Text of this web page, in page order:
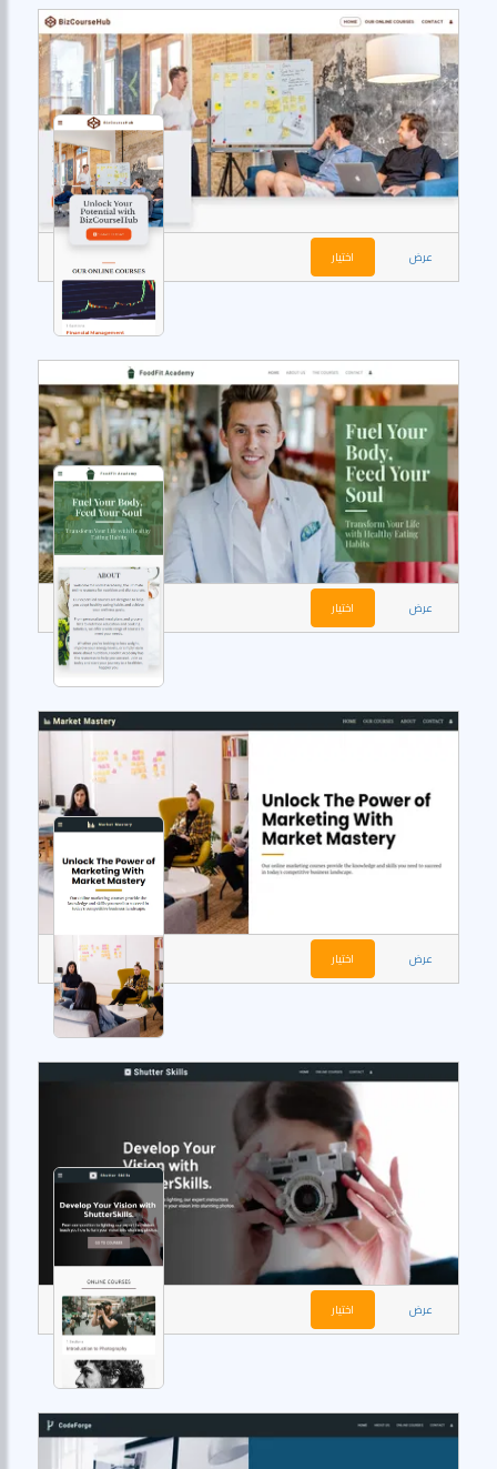
عرض اختيار
عرض اختيار
عرض اختيار
عرض اختيار